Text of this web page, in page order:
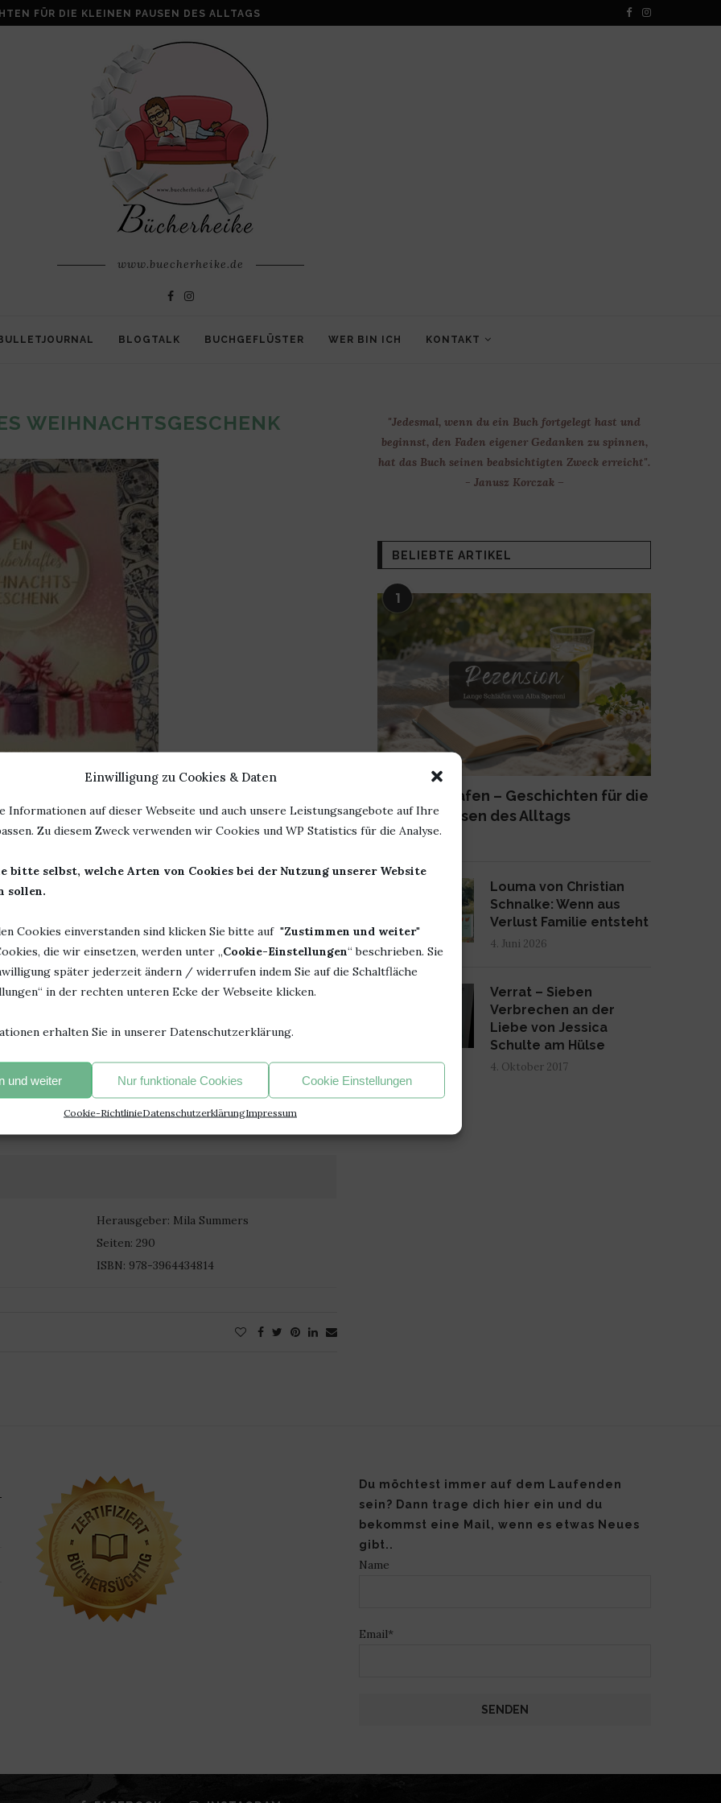
Einwilligung zu Cookies & Daten
Informationen auf dieser Webseite und auch unsere Leistungsangebote auf Ihre
Zu diesem Zweck verwenden wir Cookies und WP Statistics für die Analyse.
bitte selbst, welche Arten von Cookies bei der Nutzung unserer Website
sollen.
Cookies einverstanden sind klicken Sie bitte auf "Zustimmen und weiter"
die wir einsetzen, werden unter „Cookie-Einstellungen“ beschrieben. Sie
später jederzeit ändern / widerrufen indem Sie auf die Schaltfläche
in der rechten unteren Ecke der Webseite klicken.
erhalten Sie in unserer Datenschutzerklärung.
und weiter Nur funktionale Cookies Cookie Einstellungen
Cookie-RichtlinieDatenschutzerklärungImpressum
WENN AUS VERLUST FAMILIE ENTSTEHT
www.buecherheike.de
BLOGTALK BUCHGEFLÜSTER WER BIN ICH KONTAKT
WEIHNACHTSGESCHENK
Rezension
VON MILA
ein zauberhaftes Geschenk.
wieder in den Bann gezogen. Ich liebe ihre Bücher. Das
Beim Lesen hört man den Kamin knistern, die
noch Tee und Kekse, aber der wäre sowieso wieder nur
begleitet. Hat mir ein Lächeln ins Gesicht gezaubert. Eine
Herausgeber: Mila Summers
Seiten: 290
ISBN: 978-3964434814
"Jedesmal, wenn du ein Buch fortgelegt hast und
beginnst, den Faden eigener Gedanken zu spinnen,
hat das Buch seinen beabsichtigten Zweck erreicht".
- Janusz Korczak –
BELIEBTE ARTIKEL
1
Lange schlafen – Geschichten für die
kleinen Pausen des Alltags
23. Juni 2026
2
Louma von Christian
Schnalke: Wenn aus
Verlust Familie entsteht
4. Juni 2026
Verrat – Sieben
Verbrechen an der
Liebe von Jessica
Schulte am Hülse
4. Oktober 2017
Du möchtest immer auf dem Laufenden
sein? Dann trage dich hier ein und du
bekommst eine Mail, wenn es etwas Neues
gibt..
Name
Email*